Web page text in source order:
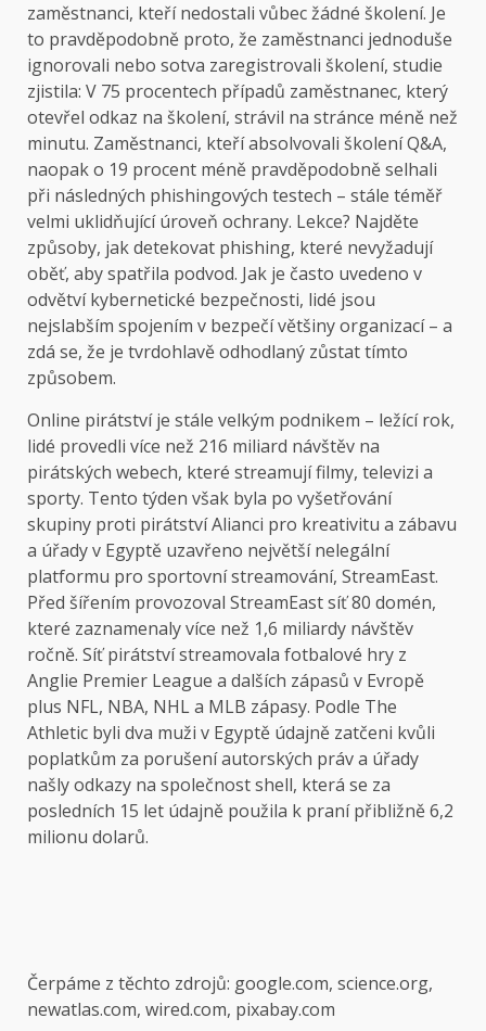
zaměstnanci, kteří nedostali vůbec žádné školení. Je
to pravděpodobně proto, že zaměstnanci jednoduše
ignorovali nebo sotva zaregistrovali školení, studie
zjistila: V 75 procentech případů zaměstnanec, který
otevřel odkaz na školení, strávil na stránce méně než
minutu. Zaměstnanci, kteří absolvovali školení Q&A,
naopak o 19 procent méně pravděpodobně selhali
při následných phishingových testech – stále téměř
velmi uklidňující úroveň ochrany. Lekce? Najděte
způsoby, jak detekovat phishing, které nevyžadují
oběť, aby spatřila podvod. Jak je často uvedeno v
odvětví kybernetické bezpečnosti, lidé jsou
nejslabším spojením v bezpečí většiny organizací – a
zdá se, že je tvrdohlavě odhodlaný zůstat tímto
způsobem.
Online pirátství je stále velkým podnikem – ležící rok,
lidé provedli více než 216 miliard návštěv na
pirátských webech, které streamují filmy, televizi a
sporty. Tento týden však byla po vyšetřování
skupiny proti pirátství Alianci pro kreativitu a zábavu
a úřady v Egyptě uzavřeno největší nelegální
platformu pro sportovní streamování, StreamEast.
Před šířením provozoval StreamEast síť 80 domén,
které zaznamenaly více než 1,6 miliardy návštěv
ročně. Síť pirátství streamovala fotbalové hry z
Anglie Premier League a dalších zápasů v Evropě
plus NFL, NBA, NHL a MLB zápasy. Podle The
Athletic byli dva muži v Egyptě údajně zatčeni kvůli
poplatkům za porušení autorských práv a úřady
našly odkazy na společnost shell, která se za
posledních 15 let údajně použila k praní přibližně 6,2
milionu dolarů.
Čerpáme z těchto zdrojů: google.com, science.org,
newatlas.com, wired.com, pixabay.com